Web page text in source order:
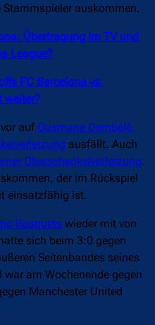
auskommen.
Übertragung im TV und
League?
FC Barcelona vs.
weiter?
auf Ousmane Dembélé,
ausfällt. Auch
Oberschenkelverletzung.
der im Rückspiel
einsatzfähig ist.
Busquets wieder mit von
sich beim 3:0 gegen
Seitenbandes seines
am Wochenende gegen
Manchester United